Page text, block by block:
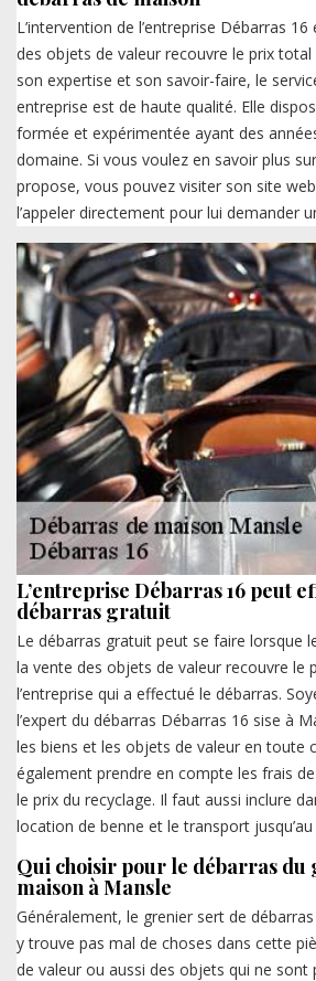
L’intervention de l’entreprise Débarras
des objets de valeur recouvre le prix total
son expertise et son savoir-faire, le
entreprise est de haute qualité. Elle
formée et expérimentée ayant des
domaine. Si vous voulez en savoir plus
propose, vous pouvez visiter son site
l’appeler directement pour lui demander
L’entreprise Débarras 16 peut
débarras gratuit
Le débarras gratuit peut se faire lorsque
la vente des objets de valeur recouvre le
l’entreprise qui a effectué le débarras.
l’expert du débarras Débarras 16 sise à
les biens et les objets de valeur en toute
également prendre en compte les frais
le prix du recyclage. Il faut aussi inclure
location de benne et le transport
Qui choisir pour le débarras du
maison à Mansle
Généralement, le grenier sert de
y trouve pas mal de choses dans cette
de valeur ou aussi des objets qui ne sont